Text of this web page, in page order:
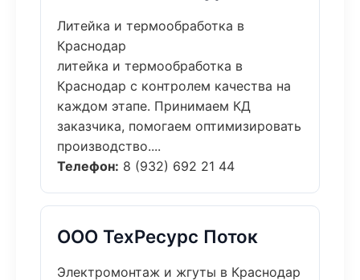
Литейка и термообработка в
Краснодар
литейка и термообработка в
Краснодар с контролем качества на
каждом этапе. Принимаем КД
заказчика, помогаем оптимизировать
производство....
Телефон: 8 (932) 692 21 44
ООО ТехРесурс Поток
Электромонтаж и жгуты в Краснодар